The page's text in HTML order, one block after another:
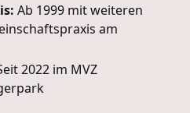
Ab 1999 mit weiteren
am
2022 im MVZ